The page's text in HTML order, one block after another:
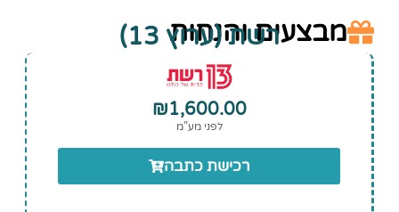
מבצעים והנחות
רשת (ערוץ 13)
₪1,600.00
לפני מע”מ
רכישת כתבה